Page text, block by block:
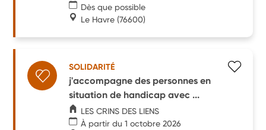
Dès que possible
Le Havre (76600)
SOLIDARITÉ
j'accompagne des personnes en
situation de handicap avec ...
LES CRINS DES LIENS
À partir du 1 octobre 2026